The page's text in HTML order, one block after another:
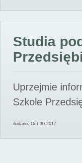
Studia
Uprzejmie
Szkole
dodano: Oct 30 2017